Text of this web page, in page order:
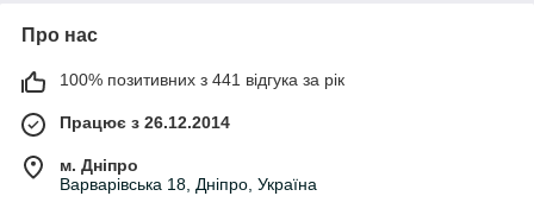
Про нас
100% позитивних з 441 відгука за рік
Працює з 26.12.2014
м. Дніпро
Варварівська 18, Дніпро, Україна